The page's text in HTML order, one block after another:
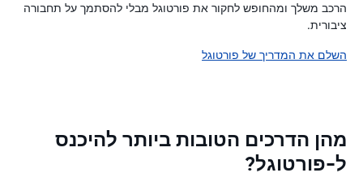
הרכב משלך ומהחופש לחקור את פורטוגל מבלי להסתמך על תחבורה
ציבורית.
השלם את המדריך של פורטוגל
מהן הדרכים הטובות ביותר להיכנס
ל-פורטוגל?